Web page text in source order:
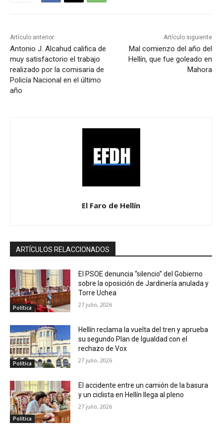
Artículo anterior
Antonio J. Alcahud califica de
muy satisfactorio el trabajo
realizado por la comisaria de
Policía Nacional en el último
año
Artículo siguiente
Mal comienzo del año del
Hellín, que fue goleado en
Mahora
El Faro de Hellín
ARTÍCULOS RELACCIONADOS
Política
El PSOE denuncia “silencio” del Gobierno
sobre la oposición de Jardinería anulada y
Torre Uchea
27 julio, 2026
Política
Hellín reclama la vuelta del tren y aprueba
su segundo Plan de Igualdad con el
rechazo de Vox
27 julio, 2026
Política
El accidente entre un camión de la basura
y un ciclista en Hellín llega al pleno
27 julio, 2026